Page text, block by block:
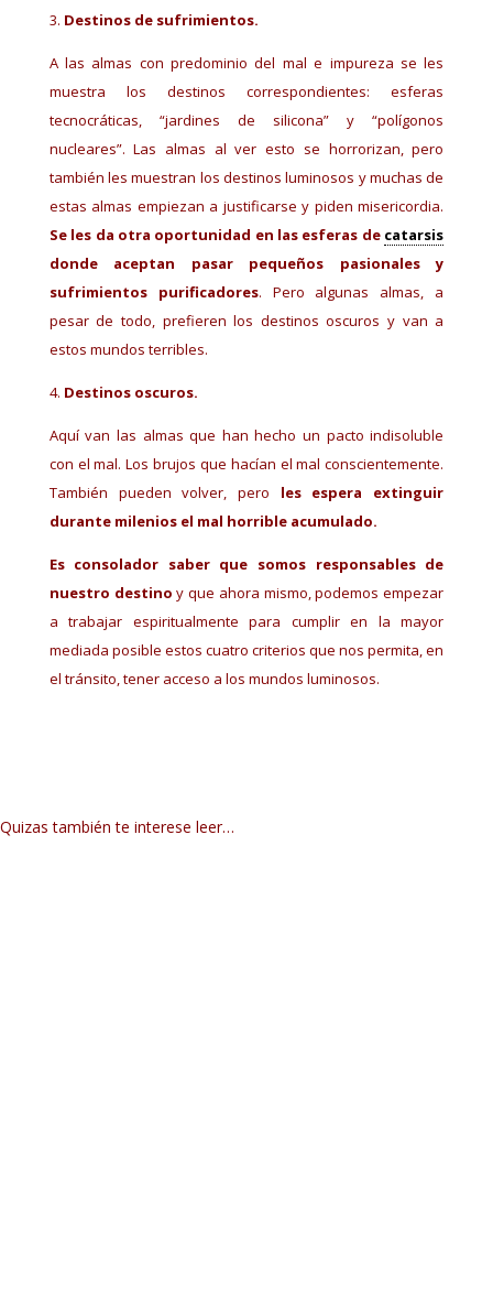
Destinos de sufrimientos.
A las almas con predominio del mal e impureza se les
muestra los destinos correspondientes: esferas
tecnocráticas, “jardines de silicona” y “polígonos
nucleares”. Las almas al ver esto se horrorizan, pero
también les muestran los destinos luminosos y muchas de
estas almas empiezan a justificarse y piden misericordia.
Se les da otra oportunidad en las esferas de catarsis
donde aceptan pasar pequeños pasionales y
sufrimientos purificadores. Pero algunas almas, a
pesar de todo, prefieren los destinos oscuros y van a
estos mundos terribles.
Destinos oscuros.
Aquí van las almas que han hecho un pacto indisoluble
con el mal. Los brujos que hacían el mal conscientemente.
También pueden volver, pero les espera extinguir
durante milenios el mal horrible acumulado.
Es consolador saber que somos responsables de
nuestro destino y que ahora mismo, podemos empezar
a trabajar espiritualmente para cumplir en la mayor
mediada posible estos cuatro criterios que nos permita, en
el tránsito, tener acceso a los mundos luminosos.
Quizas también te interese leer…